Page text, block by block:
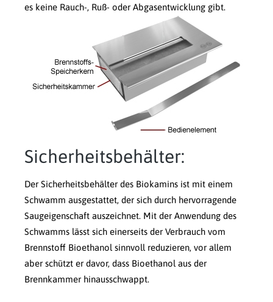
es keine Rauch-, Ruß- oder Abgasentwicklung gibt.
Sicherheitsbehälter:
Der Sicherheitsbehälter des Biokamins ist mit einem
Schwamm ausgestattet, der sich durch hervorragende
Saugeigenschaft auszeichnet. Mit der Anwendung des
Schwamms lässt sich einerseits der Verbrauch vom
Brennstoff Bioethanol sinnvoll reduzieren, vor allem
aber schützt er davor, dass Bioethanol aus der
Brennkammer hinausschwappt.